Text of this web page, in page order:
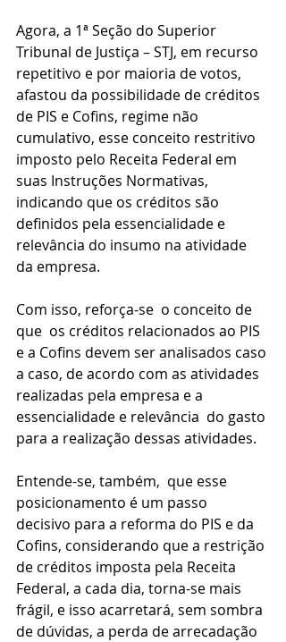
Agora, a 1ª Seção do Superior
Tribunal de Justiça – STJ, em recurso
repetitivo e por maioria de votos,
afastou da possibilidade de créditos
de PIS e Cofins, regime não
cumulativo, esse conceito restritivo
imposto pelo Receita Federal em
suas Instruções Normativas,
indicando que os créditos são
definidos pela essencialidade e
relevância do insumo na atividade
da empresa.
Com isso, reforça-se  o conceito de
que  os créditos relacionados ao PIS
e a Cofins devem ser analisados caso
a caso, de acordo com as atividades
realizadas pela empresa e a
essencialidade e relevância  do gasto
para a realização dessas atividades.
Entende-se, também,  que esse
posicionamento é um passo
decisivo para a reforma do PIS e da
Cofins, considerando que a restrição
de créditos imposta pela Receita
Federal, a cada dia, torna-se mais
frágil, e isso acarretará, sem sombra
de dúvidas, a perda de arrecadação